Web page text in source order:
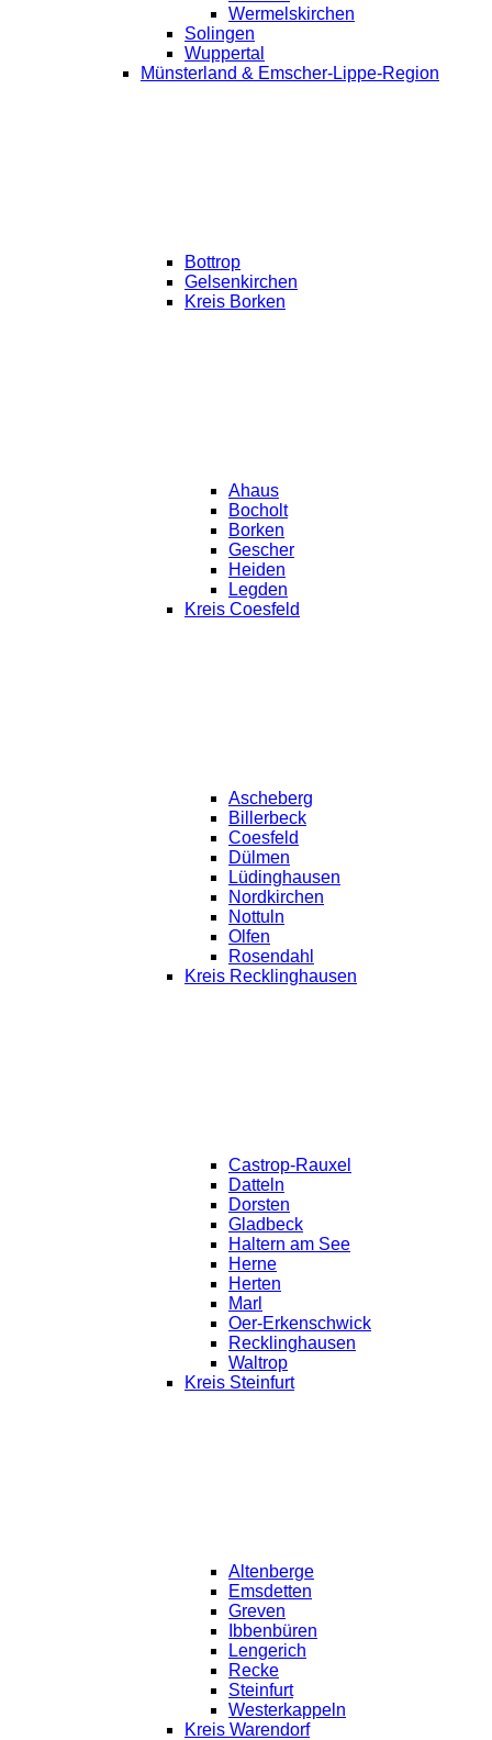
Wermelskirchen
Solingen
Wuppertal
Münsterland & Emscher-Lippe-Region
Bottrop
Gelsenkirchen
Kreis Borken
Ahaus
Bocholt
Borken
Gescher
Heiden
Legden
Kreis Coesfeld
Ascheberg
Billerbeck
Coesfeld
Dülmen
Lüdinghausen
Nordkirchen
Nottuln
Olfen
Rosendahl
Kreis Recklinghausen
Castrop-Rauxel
Datteln
Dorsten
Gladbeck
Haltern am See
Herne
Herten
Marl
Oer-Erkenschwick
Recklinghausen
Waltrop
Kreis Steinfurt
Altenberge
Emsdetten
Greven
Ibbenbüren
Lengerich
Recke
Steinfurt
Westerkappeln
Kreis Warendorf